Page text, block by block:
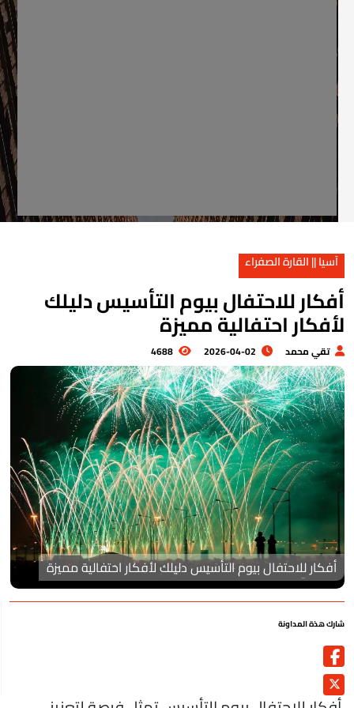
آسيا || القارة الصفراء
للاحتفال بيوم التأسيس دليلك
احتفالية مميزة
تقي محمد 2026-04-02
4688
أفكار للاحتفال بيوم التأسيس دليلك لأفكار احتفالية مميزة
هذة المداونة